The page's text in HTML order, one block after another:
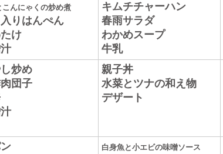
こんにゃくの炒め煮
りはんぺん
け
キムチチャーハン
春雨サラダ
わかめスープ
牛乳
炒め
団子
親子丼
水菜とツナの和え物
デザート
白身魚と小エビの味噌ソース